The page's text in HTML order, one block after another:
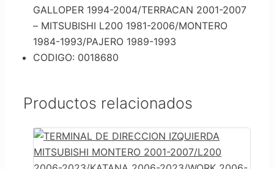
GALLOPER 1994-2004/TERRACAN 2001-2007
– MITSUBISHI L200 1981-2006/MONTERO
1984-1993/PAJERO 1989-1993
CODIGO: 0018680
Productos relacionados